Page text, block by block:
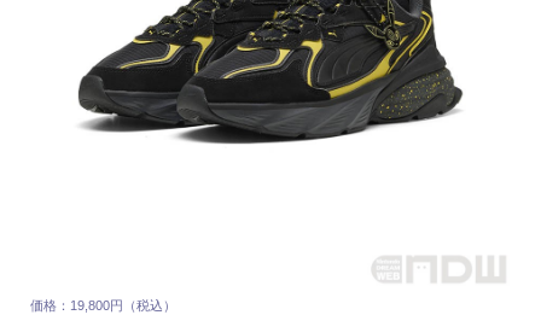
価格：19,800円（税込）